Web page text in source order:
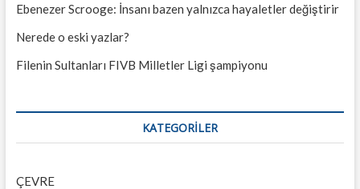
Ebenezer Scrooge: İnsanı bazen yalnızca hayaletler değiştirir
Nerede o eski yazlar?
Filenin Sultanları FIVB Milletler Ligi şampiyonu
KATEGORILER
ÇEVRE